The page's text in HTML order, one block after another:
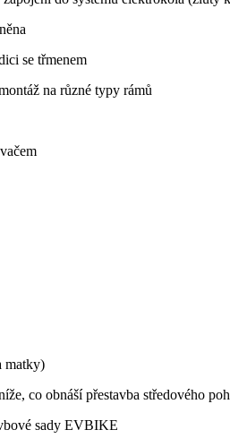
se třmenem
na různé typy rámů
matky)
co obnáší přestavba středového
sady EVBIKE